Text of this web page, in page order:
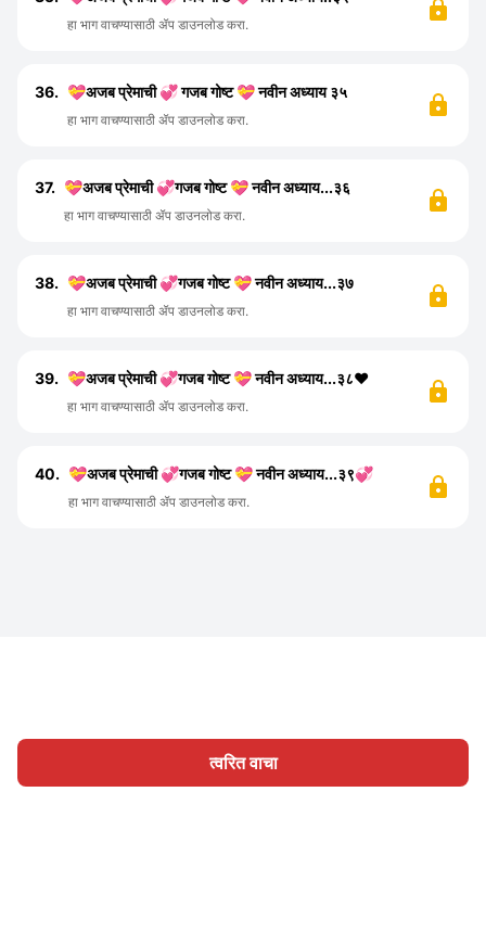
त्वरित वाचा
हा भाग वाचण्यासाठी ॲप डाउनलोड करा.
36. 💝अजब प्रेमाची 💞 गजब गोष्ट 💝 नवीन अध्याय ३५
हा भाग वाचण्यासाठी ॲप डाउनलोड करा.
37. 💝अजब प्रेमाची 💞गजब गोष्ट 💝 नवीन अध्याय...३६
हा भाग वाचण्यासाठी ॲप डाउनलोड करा.
38. 💝अजब प्रेमाची 💞गजब गोष्ट 💝 नवीन अध्याय...३७
हा भाग वाचण्यासाठी ॲप डाउनलोड करा.
39. 💝अजब प्रेमाची 💞गजब गोष्ट 💝 नवीन अध्याय...३८❤️
हा भाग वाचण्यासाठी ॲप डाउनलोड करा.
40. 💝अजब प्रेमाची 💞गजब गोष्ट 💝 नवीन अध्याय...३९💞
हा भाग वाचण्यासाठी ॲप डाउनलोड करा.
होम श्रेणी लिहा लेख साइन इन